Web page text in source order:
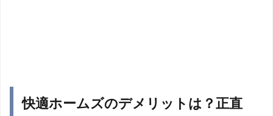
快適ホームズのデメリットは？正直